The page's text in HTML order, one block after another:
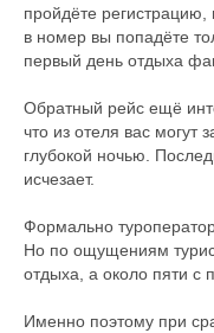
пройдёте регистрацию,
в номер вы попадёте
первый день отдыха
Обратный рейс ещё
что из отеля вас могут
глубокой ночью.
исчезает.
Формально
Но по ощущениям
отдыха, а около пяти с
Именно поэтому при